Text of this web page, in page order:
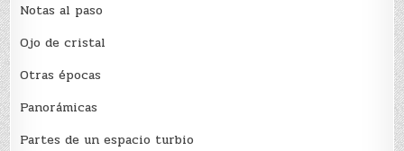
Notas al paso
Ojo de cristal
Otras épocas
Panorámicas
Partes de un espacio turbio